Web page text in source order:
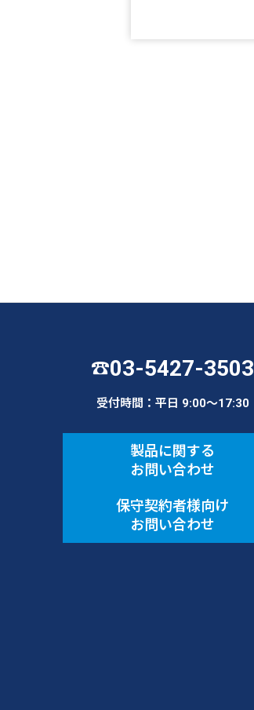
☎03-5427-3503
受付時間：平日 9:00〜17:30
製品に関する
お問い合わせ
保守契約者様向け
お問い合わせ